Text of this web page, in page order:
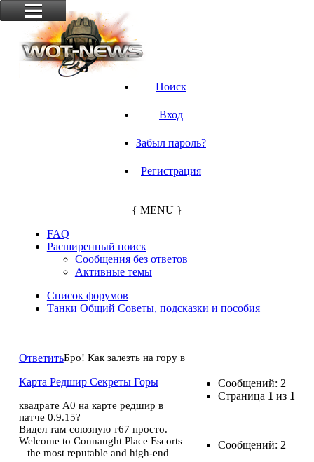
Поиск
Вход
Забыл пароль?
Регистрация
{ MENU }
FAQ
Расширенный поиск
Сообщения без ответов
Активные темы
Список форумов
Танки Общий Советы, подсказки и пособия
Сообщений: 2
Страница 1 из 1
Сообщений: 2
Ответить
Карта Редшир Секреты Горы
Бро! Как залезть на гору в
квадрате А0 на карте редшир в
патче 0.9.15?
Видел там союзную т67 просто.
Welcome to Connaught Place Escorts
– the most reputable and high-end